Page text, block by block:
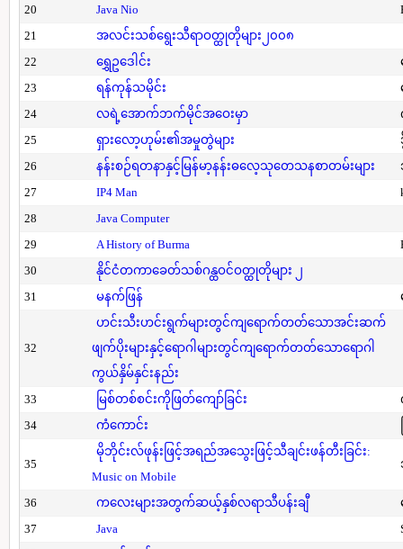
20
Java Nio
21
အလင်းသစ်ရွေးသီရာဝတ္ထုတိုများ၂၀၀၈
22
ရွှေဥဒေါင်း
23
ရန်ကုန်သမိုင်း
24
လရဲ့အောက်ဘက်မိုင်အဝေးမှာ
25
ရှားလော့ဟုမ်း၏အမှုတွဲများ
26
နန်းစဉ်ရတနာနှင့်မြန်မာ့နန်းဓလေ့သုတေသနစာတမ်းများ
27
IP4 Man
28
Java Computer
29
A History of Burma
30
နိုင်ငံတကာခေတ်သစ်ဂန္ထဝင်ဝတ္ထုတိုများ ၂
31
မနက်ဖြန်
32
ဟင်းသီးဟင်းရွက်များတွင်ကျရောက်တတ်သောအင်းဆက်
ဖျက်ပိုးများနှင့်ရောဂါများတွင်ကျရောက်တတ်သောရောဂါ
ကွယ်နှိမ်နှင်းနည်း
33
မြစ်တစ်စင်းကိုဖြတ်ကျော်ခြင်း
34
ကံကောင်း
35
မိုဘိုင်းလ်ဖုန်းဖြင့်အရည်အသွေးဖြင့်သီချင်းဖန်တီးခြင်း:
Music on Mobile
36 ကလေးများအတွက်ဆယ့်နှစ်လရာသီပန်းချီ
37
Java